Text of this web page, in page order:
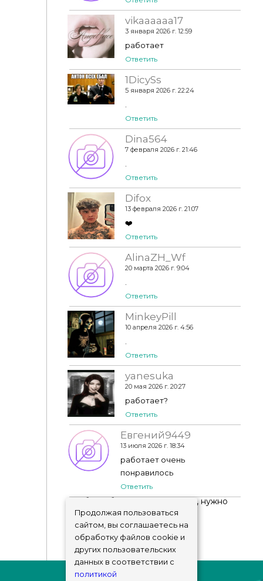
vikaaaaaa17
3 января 2026 г. 12:59
работает
Ответить
1DicySs
5 января 2026 г. 22:24
.
Ответить
Dina564
7 февраля 2026 г. 21:46
.
Ответить
Difox
13 февраля 2026 г. 21:07
❤️
Ответить
AlinaZH_Wf
20 марта 2026 г. 9:04
.
Ответить
MinkeyPill
10 апреля 2026 г. 4:56
.
Ответить
yanesuka
20 мая 2026 г. 20:27
работает?
Ответить
Евгений9449
13 июля 2026 г. 18:34
работает очень
понравилось
Ответить
Чтобы добавить комментарий, нужно
авторизоваться!
Продолжая пользоваться
сайтом, вы соглашаетесь на
обработку файлов cookie и
других пользовательских
данных в соответствии с
политикой